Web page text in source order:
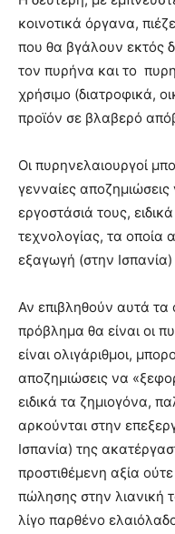
κοινοτικά όργανα,
που θα βγάλουν εκτός
τον πυρήνα και το
χρήσιμο (διατροφικά,
προϊόν σε βλαβερό
Οι πυρηνελαιουργοί
γενναίες
εργοστάσιά τους,
τεχνολογίας, τα οποία
εξαγωγή (στην
Αν επιβληθούν αυτά τα
πρόβλημα θα είναι οι
είναι ολιγάριθμοι,
αποζημιώσεις να
ειδικά τα ζημιογόνα,
αρκούνται στην
Ισπανία) της
προστιθέμενη αξία
πώλησης στην λιανική
λίγο παρθένο